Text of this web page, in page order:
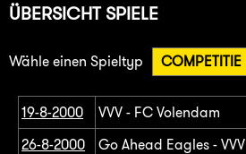
ÜBERSICHT SPIELE
Wähle einen Spieltyp
19-8-2000 VVV - FC Volendam
26-8-2000
Go Ahead Eagles - VVV